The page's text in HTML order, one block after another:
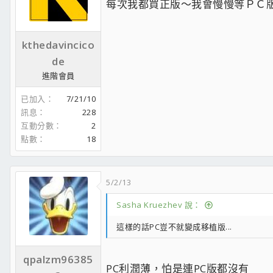
kthedavincico
de
進階會員
已加入
7/21/10
訊息
228
互動分數
2
點數
18
每次我都買正版～我會慢慢等ＰＣ
qpalzm96385
5/2/13
Sasha Kruezhev 說：
這樣的話PC豈不就變成移植版...
PC利潤薄，怕是連PC版都沒有